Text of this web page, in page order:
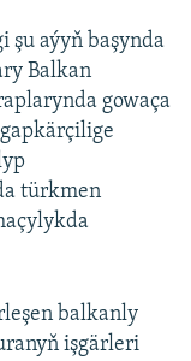
şu aýyň başynda
Balkan
gowaça
türkmen
balkanly
işgärleri